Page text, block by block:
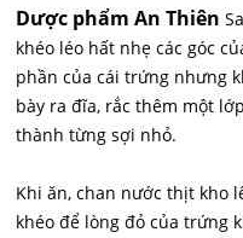
Dược phẩm An Thiên
khéo léo hất nhẹ các góc
phần của cái trứng nhưng
bày ra đĩa, rắc thêm một
thành từng sợi nhỏ.
Khi ăn, chan nước thịt kho
khéo để lòng đỏ của trứng